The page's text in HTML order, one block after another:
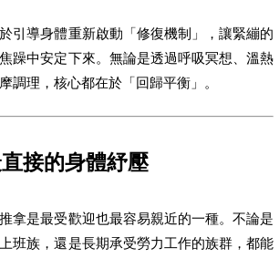
引導身體重新啟動「修復機制」，讓緊繃的
躁中安定下來。無論是透過呼吸冥想、溫熱
調理，核心都在於「回歸平衡」。
接的身體紓壓
拿是最受歡迎也最容易親近的一種。不論是
班族，還是長期承受勞力工作的族群，都能